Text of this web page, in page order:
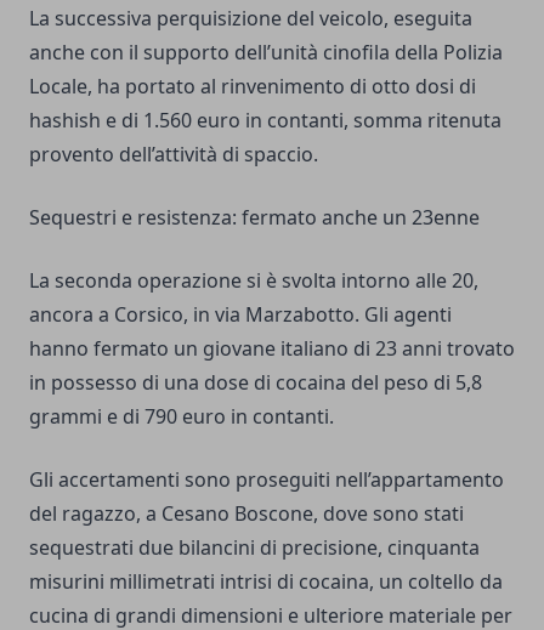
La successiva perquisizione del veicolo, eseguita
anche con il supporto dell’unità cinofila della Polizia
Locale, ha portato al rinvenimento di otto dosi di
hashish e di 1.560 euro in contanti, somma ritenuta
provento dell’attività di spaccio.
Sequestri e resistenza: fermato anche un 23enne
La seconda operazione si è svolta intorno alle 20,
ancora a Corsico, in via Marzabotto. Gli agenti
hanno fermato un giovane italiano di 23 anni trovato
in possesso di una dose di cocaina del peso di 5,8
grammi e di 790 euro in contanti.
Gli accertamenti sono proseguiti nell’appartamento
del ragazzo, a Cesano Boscone, dove sono stati
sequestrati due bilancini di precisione, cinquanta
misurini millimetrati intrisi di cocaina, un coltello da
cucina di grandi dimensioni e ulteriore materiale per